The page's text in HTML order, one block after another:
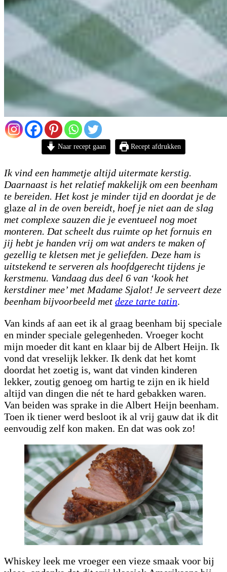
Naar recept gaan Recept afdrukken
Ik vind een hammetje altijd uitermate kerstig.
Daarnaast is het relatief makkelijk om een beenham
te bereiden. Het kost je minder tijd en doordat je de
glaze al in de oven bereidt, hoef je niet aan de slag
met complexe sauzen die je eventueel nog moet
monteren. Dat scheelt dus ruimte op het fornuis en
jij hebt je handen vrij om wat anders te maken of
gezellig te kletsen met je geliefden. Deze ham is
uitstekend te serveren als hoofdgerecht tijdens je
kerstmenu. Vandaag dus deel 6 van ‘kook het
kerstdiner mee’ met Madame Sjalot! Je serveert deze
beenham bijvoorbeeld met deze tarte tatin.
Van kinds af aan eet ik al graag beenham bij speciale
en minder speciale gelegenheden. Vroeger kocht
mijn moeder dit kant en klaar bij de Albert Heijn. Ik
vond dat vreselijk lekker. Ik denk dat het komt
doordat het zoetig is, want dat vinden kinderen
lekker, zoutig genoeg om hartig te zijn en ik hield
altijd van dingen die nét te hard gebakken waren.
Van beiden was sprake in die Albert Heijn beenham.
Toen ik tiener werd besloot ik al vrij gauw dat ik dit
eenvoudig zelf kon maken. En dat was ook zo!
Whiskey leek me vroeger een vieze smaak voor bij